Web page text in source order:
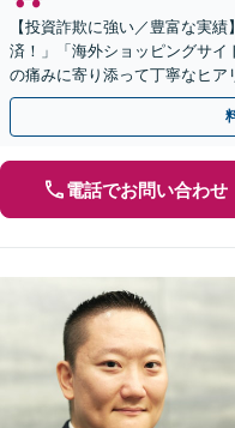
【投資詐欺に強い／豊富な実
済！」「海外ショッピングサイ
の痛みに寄り添って丁寧なヒ
金が得られるよう尽力します！
電話でお問い合わせ